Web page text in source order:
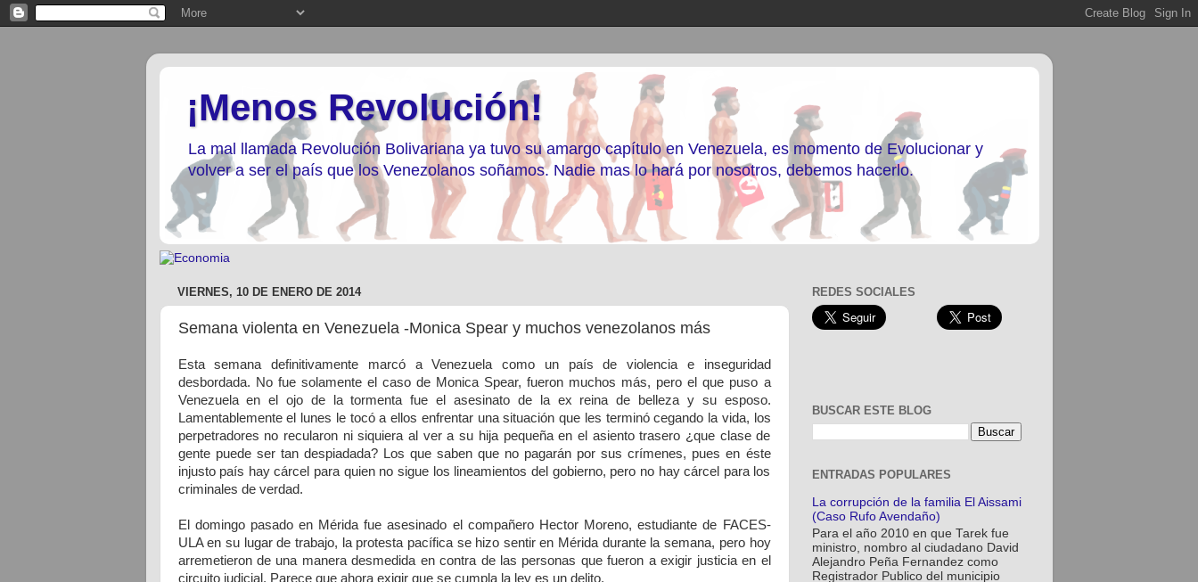
¡Menos Revolución!
La mal llamada Revolución Bolivariana ya tuvo su amargo capítulo en Venezuela, es momento de Evolucionar y
volver a ser el país que los Venezolanos soñamos. Nadie mas lo hará por nosotros, debemos hacerlo.
VIERNES, 10 DE ENERO DE 2014
Semana violenta en Venezuela -Monica Spear y muchos venezolanos más
Esta semana definitivamente marcó a Venezuela como un país de violencia e inseguridad
desbordada. No fue solamente el caso de Monica Spear, fueron muchos más, pero el que puso a
Venezuela en el ojo de la tormenta fue el asesinato de la ex reina de belleza y su esposo.
Lamentablemente el lunes le tocó a ellos enfrentar una situación que les terminó cegando la vida, los
perpetradores no recularon ni siquiera al ver a su hija pequeña en el asiento trasero ¿que clase de
gente puede ser tan despiadada? Los que saben que no pagarán por sus crímenes, pues en éste
injusto país hay cárcel para quien no sigue los lineamientos del gobierno, pero no hay cárcel para los
criminales de verdad.
El domingo pasado en Mérida fue asesinado el compañero Hector Moreno, estudiante de FACES-
ULA en su lugar de trabajo, la protesta pacífica se hizo sentir en Mérida durante la semana, pero hoy
arremetieron de una manera desmedida en contra de las personas que fueron a exigir justicia en el
circuito judicial. Parece que ahora exigir que se cumpla la ley es un delito.
REDES SOCIALES
BUSCAR ESTE BLOG
ENTRADAS POPULARES
La corrupción de la familia El Aissami
(Caso Rufo Avendaño)
Para el año 2010 en que Tarek fue
ministro, nombro al ciudadano David
Alejandro Peña Fernandez como
Registrador Publico del municipio